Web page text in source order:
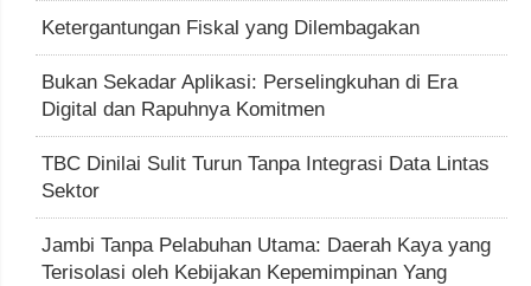
Ketergantungan Fiskal yang Dilembagakan
Bukan Sekadar Aplikasi: Perselingkuhan di Era
Digital dan Rapuhnya Komitmen
TBC Dinilai Sulit Turun Tanpa Integrasi Data Lintas
Sektor
Jambi Tanpa Pelabuhan Utama: Daerah Kaya yang
Terisolasi oleh Kebijakan Kepemimpinan Yang